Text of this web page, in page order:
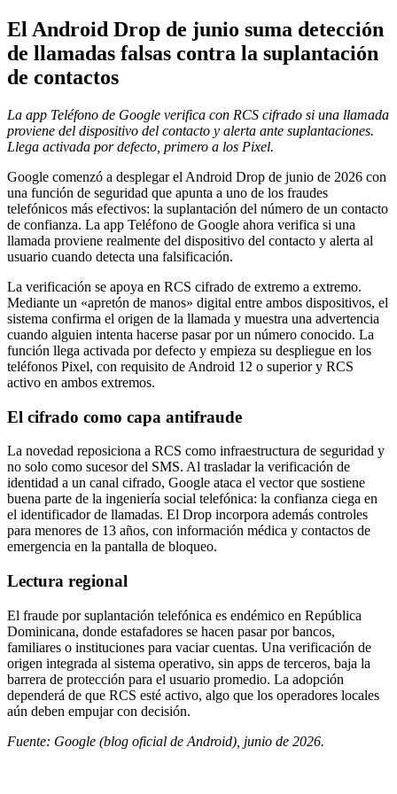
El Android Drop de junio suma detección
de llamadas falsas contra la suplantación
de contactos
La app Teléfono de Google verifica con RCS cifrado si una llamada
proviene del dispositivo del contacto y alerta ante suplantaciones.
Llega activada por defecto, primero a los Pixel.
Google comenzó a desplegar el Android Drop de junio de 2026 con
una función de seguridad que apunta a uno de los fraudes
telefónicos más efectivos: la suplantación del número de un contacto
de confianza. La app Teléfono de Google ahora verifica si una
llamada proviene realmente del dispositivo del contacto y alerta al
usuario cuando detecta una falsificación.
La verificación se apoya en RCS cifrado de extremo a extremo.
Mediante un «apretón de manos» digital entre ambos dispositivos, el
sistema confirma el origen de la llamada y muestra una advertencia
cuando alguien intenta hacerse pasar por un número conocido. La
función llega activada por defecto y empieza su despliegue en los
teléfonos Pixel, con requisito de Android 12 o superior y RCS
activo en ambos extremos.
El cifrado como capa antifraude
La novedad reposiciona a RCS como infraestructura de seguridad y
no solo como sucesor del SMS. Al trasladar la verificación de
identidad a un canal cifrado, Google ataca el vector que sostiene
buena parte de la ingeniería social telefónica: la confianza ciega en
el identificador de llamadas. El Drop incorpora además controles
para menores de 13 años, con información médica y contactos de
emergencia en la pantalla de bloqueo.
Lectura regional
El fraude por suplantación telefónica es endémico en República
Dominicana, donde estafadores se hacen pasar por bancos,
familiares o instituciones para vaciar cuentas. Una verificación de
origen integrada al sistema operativo, sin apps de terceros, baja la
barrera de protección para el usuario promedio. La adopción
dependerá de que RCS esté activo, algo que los operadores locales
aún deben empujar con decisión.
Fuente: Google (blog oficial de Android), junio de 2026.